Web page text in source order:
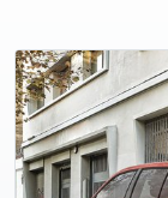
photo 5
photo 6